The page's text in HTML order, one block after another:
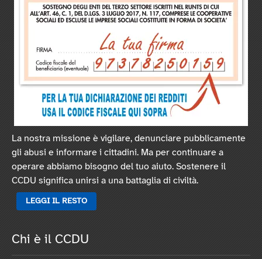
La nostra missione è vigilare, denunciare pubblicamente
gli abusi e informare i cittadini. Ma per continuare a
operare abbiamo bisogno del tuo aiuto. Sostenere il
CCDU significa unirsi a una battaglia di civiltà.
LEGGI IL RESTO
Chi è il CCDU